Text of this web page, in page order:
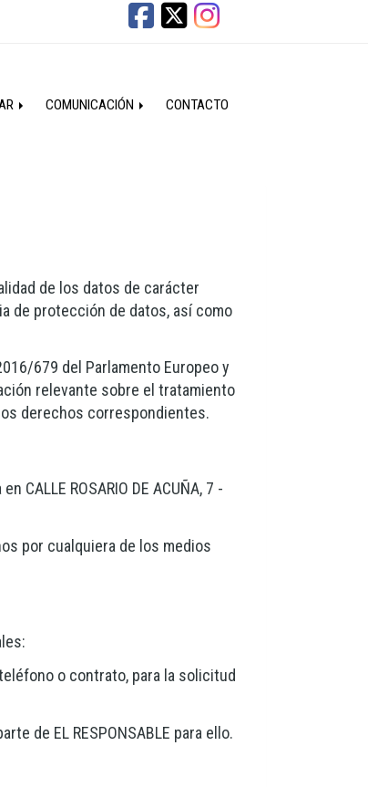
COMUNICACIÓN CONTACTO
de los datos de carácter
de protección de datos, así como
679 del Parlamento Europeo y
relevante sobre el tratamiento
derechos correspondientes.
en CALLE ROSARIO DE ACUÑA, 7 -
por cualquiera de los medios
o contrato, para la solicitud
de EL RESPONSABLE para ello.